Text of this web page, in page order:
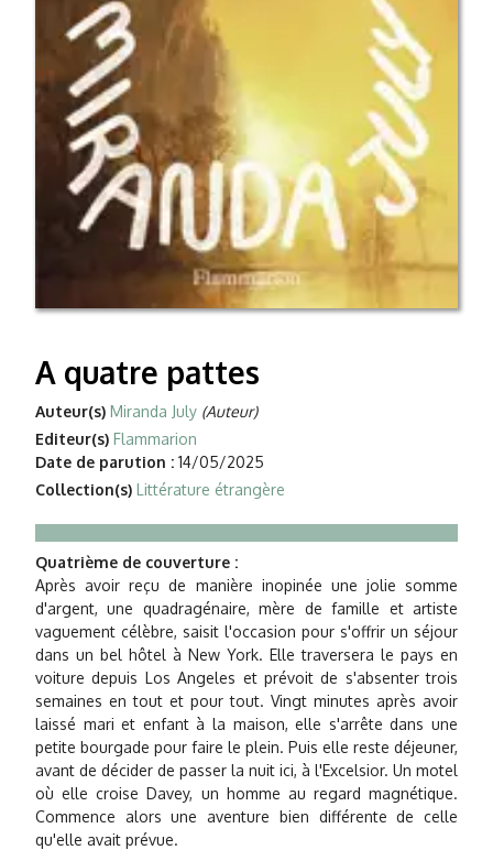
A quatre pattes
Auteur(s) Miranda July (Auteur)
Editeur(s) Flammarion
Date de parution : 14/05/2025
Collection(s) Littérature étrangère
Quatrième de couverture :
Après avoir reçu de manière inopinée une jolie somme
d'argent, une quadragénaire, mère de famille et artiste
vaguement célèbre, saisit l'occasion pour s'offrir un séjour
dans un bel hôtel à New York. Elle traversera le pays en
voiture depuis Los Angeles et prévoit de s'absenter trois
semaines en tout et pour tout. Vingt minutes après avoir
laissé mari et enfant à la maison, elle s'arrête dans une
petite bourgade pour faire le plein. Puis elle reste déjeuner,
avant de décider de passer la nuit ici, à l'Excelsior. Un motel
où elle croise Davey, un homme au regard magnétique.
Commence alors une aventure bien différente de celle
qu'elle avait prévue.